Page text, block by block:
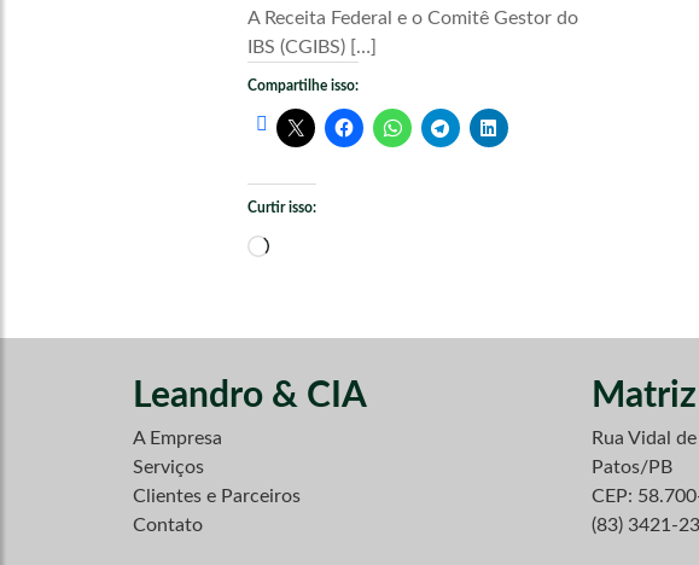
A Receita Federal e o Comitê Gestor do
IBS (CGIBS) […]
Compartilhe isso:
Curtir isso:
Carregando...
Leandro & CIA
A Empresa
Serviços
Clientes e Parceiros
Contato
Matriz
Rua Vidal
Patos/PB
CEP:
(83) 3421-